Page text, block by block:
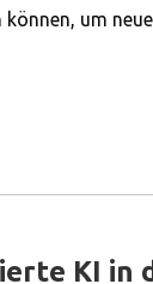
um
KI in